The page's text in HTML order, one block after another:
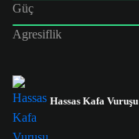
Güç
Agresiflik
Hassas Kafa Vuruşu